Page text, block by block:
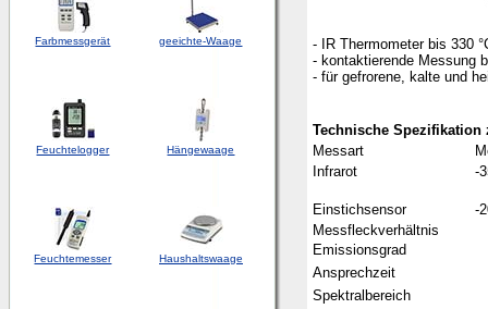
Farbmessgerät geeichte-Waage
Feuchtelogger Hängewaage
Feuchtemesser Haushaltswaage
- IR Thermometer bis 330
- kontaktierende Messung
- für gefrorene, kalte und
Technische Spezifikation
Messart
Infrarot
-
Einstichsensor
-
Messfleckverhältnis
Emissionsgrad
Ansprechzeit
Spektralbereich